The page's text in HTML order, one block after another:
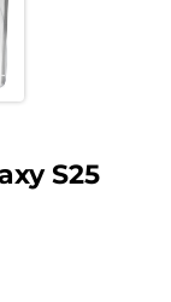
S25